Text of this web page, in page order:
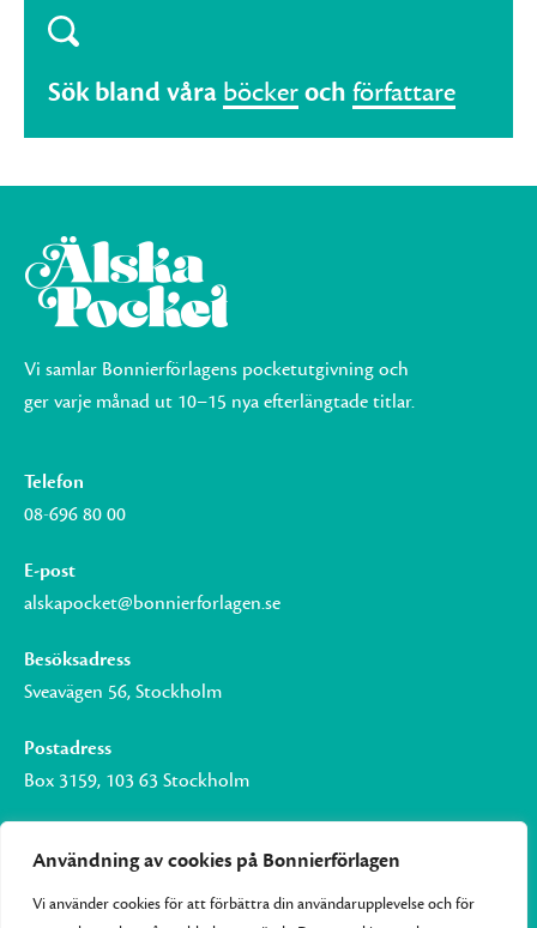
Användning av cookies på Bonnierförlagen
Vi använder cookies för att förbättra din användarupplevelse och för
Sök bland våra böckeroch författare
Vi samlar Bonnierförlagens pocketutgivning och
ger varje månad ut 10–15 nya efterlängtade titlar.
Telefon
08-696 80 00
E-post
alskapocket@bonnierforlagen.se
Besöksadress
Sveavägen 56, Stockholm
Postadress
Box 3159, 103 63 Stockholm
Om Bonnierförlagen